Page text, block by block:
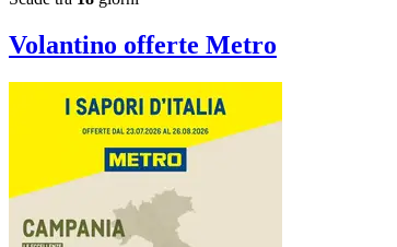
Volantino offerte Metro